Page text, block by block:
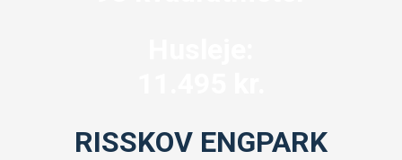
RISSKOV ENGPARK